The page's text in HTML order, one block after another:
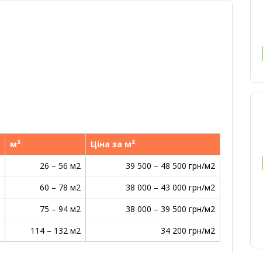
м²
Ціна за м²
26 – 56 м2
39 500 – 48 500 грн/м2
60 – 78 м2
38 000 – 43 000 грн/м2
75 – 94 м2
38 000 – 39 500 грн/м2
114 – 132 м2 34 200 грн/м2